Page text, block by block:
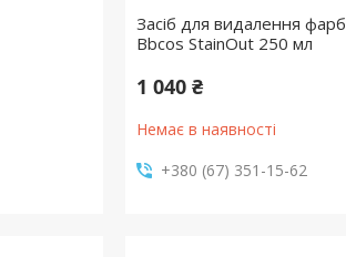
Засіб для видалення
Bbcos StainOut 250 мл
1 040 ₴
Немає в наявності
+380 (67) 351-15-62